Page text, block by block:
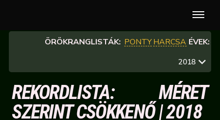
ÖRÖKRANGLISTÁK: PONTYHARCSA ÉVEK:
2018
REKORDLISTA: MÉRET
SZERINT CSÖKKENŐ | 2018